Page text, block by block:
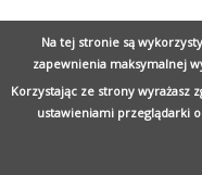
Na tej stronie są
zapewnienia maksymalnej
Korzystając ze strony wyrażasz
ustawieniami przeglądarki